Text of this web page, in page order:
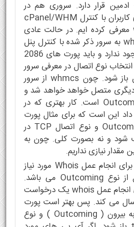
ادمین قرار دارد. سروری هم در
اختیار داریم که برای کاربران با کنترل cPanel/WHM
تهیه و به whmcs معرفی کرده ایم. در حالت عادی
امکان اتصال whmcs به سرور ذکر شده با کنترل پنل
cPanel/WHM وجود ندارد و باید پورت های 2086
به انتخاب نوع اتصال در معرفی سرور
) از داخل به بیرون باز شود. چون whmcs از سرور
دیگری متصل خواهد خواهد شد و
ارتباط بصورت Outcoming است. کار بهتری که در
داد این است که برای مثال پورت
2087 بصورت Outcoming و نوع اتصال TCP در
شود و نه بصورت کلی. چون به
مقدار نیازی نداریم.
مثال 2 : پورت 43 برای انجام عمل Whois مورد نیاز
است و این اتصال از نوع Outcoming می باشد.
یعنی whmcs برای انجام عمل whois یک درخواست
می کند. پس بهتر است پورت
43 از داخل سرور به بیرون ( Outcoming ) و نوع